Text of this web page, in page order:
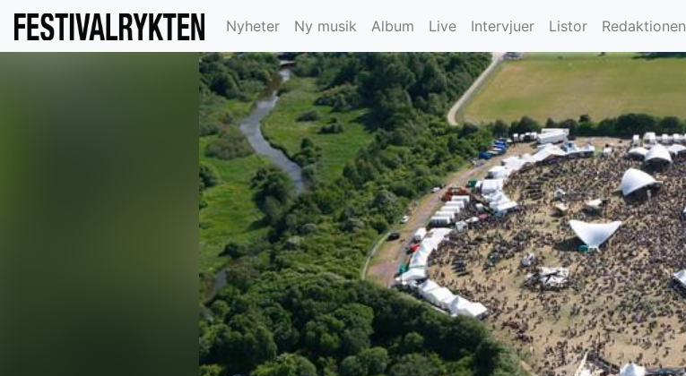
Nyheter Ny musik Album Live Intervjuer Listor Redaktionen